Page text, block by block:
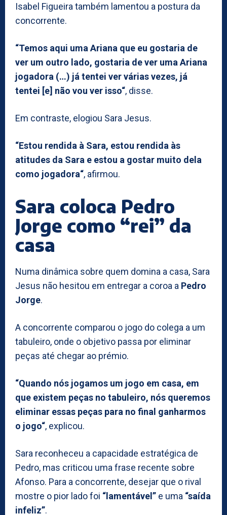
Isabel Figueira também lamentou a postura da
concorrente.
“Temos aqui uma Ariana que eu gostaria de
ver um outro lado, gostaria de ver uma Ariana
jogadora (…) já tentei ver várias vezes, já
tentei [e] não vou ver isso“, disse.
Em contraste, elogiou Sara Jesus.
“Estou rendida à Sara, estou rendida às
atitudes da Sara e estou a gostar muito dela
como jogadora“, afirmou.
Sara coloca Pedro
Jorge como “rei” da
casa
Numa dinâmica sobre quem domina a casa, Sara
Jesus não hesitou em entregar a coroa a Pedro
Jorge.
A concorrente comparou o jogo do colega a um
tabuleiro, onde o objetivo passa por eliminar
peças até chegar ao prémio.
“Quando nós jogamos um jogo em casa, em
que existem peças no tabuleiro, nós queremos
eliminar essas peças para no final ganharmos
o jogo“, explicou.
Sara reconheceu a capacidade estratégica de
Pedro, mas criticou uma frase recente sobre
Afonso. Para a concorrente, desejar que o rival
mostre o pior lado foi “lamentável” e uma “saída
infeliz”.